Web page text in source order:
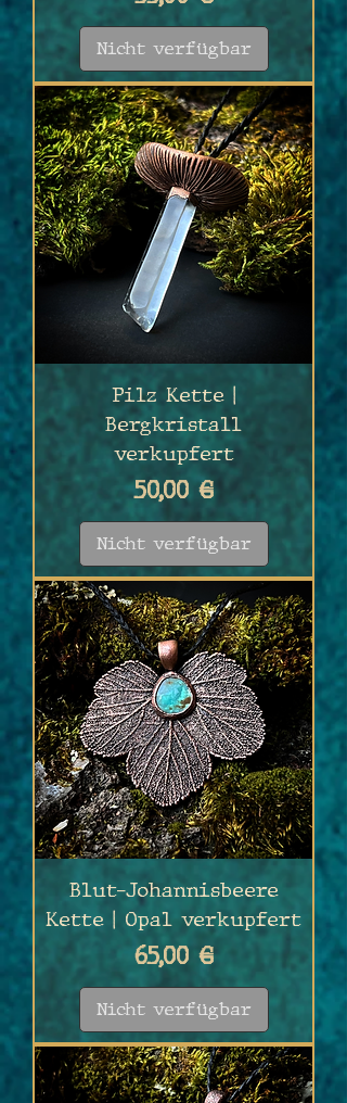
Nicht verfügbar
Pilz Kette |
Bergkristall
verkupfert
Preis
50,00 €
Nicht verfügbar
Blut-Johannisbeere
Kette | Opal verkupfert
Preis
65,00 €
Nicht verfügbar